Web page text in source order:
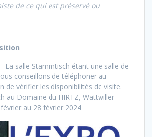
de ce qui est préservé ou
La salle Stammtisch étant une salle de
conseillons de téléphoner au
de vérifier les disponibilités de visite.
au Domaine du HIRTZ, Wattwiller
au 28 février 2024